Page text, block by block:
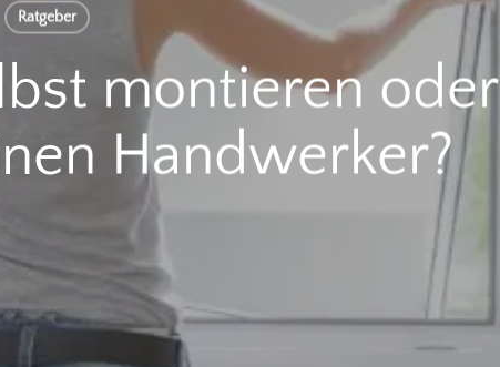
Ratgeber
montieren oder
Handwerker?